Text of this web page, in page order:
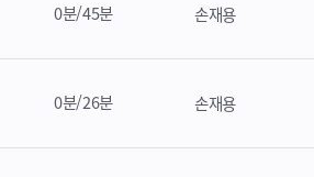
0분/45분 손재용
0분/26분 손재용